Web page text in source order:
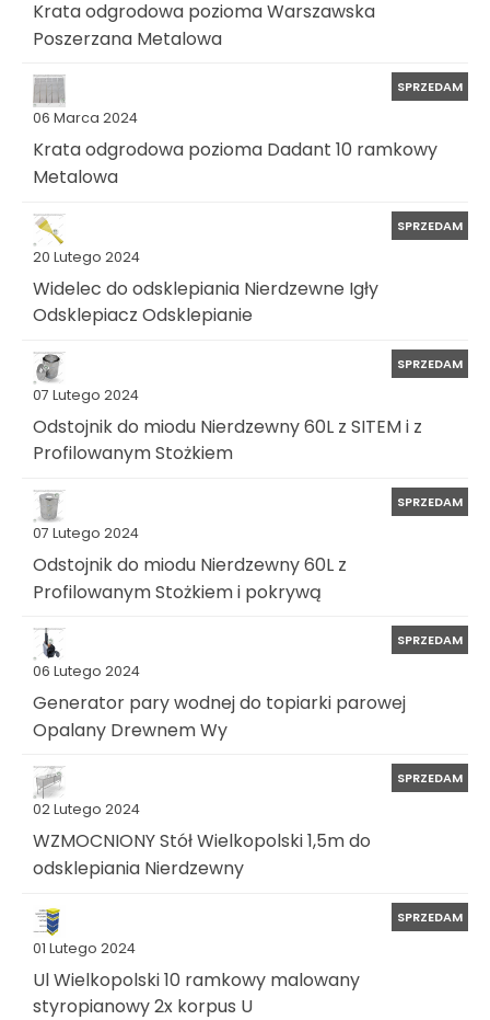
Krata odgrodowa pozioma Warszawska
Poszerzana Metalowa
06 Marca 2024
SPRZEDAM
Krata odgrodowa pozioma Dadant 10 ramkowy
Metalowa
20 Lutego 2024
SPRZEDAM
Widelec do odsklepiania Nierdzewne Igły
Odsklepiacz Odsklepianie
07 Lutego 2024
SPRZEDAM
Odstojnik do miodu Nierdzewny 60L z SITEM i z
Profilowanym Stożkiem
07 Lutego 2024
SPRZEDAM
Odstojnik do miodu Nierdzewny 60L z
Profilowanym Stożkiem i pokrywą
06 Lutego 2024
SPRZEDAM
Generator pary wodnej do topiarki parowej
Opalany Drewnem Wy
02 Lutego 2024
SPRZEDAM
WZMOCNIONY Stół Wielkopolski 1,5m do
odsklepiania Nierdzewny
01 Lutego 2024
SPRZEDAM
Ul Wielkopolski 10 ramkowy malowany
styropianowy 2x korpus U